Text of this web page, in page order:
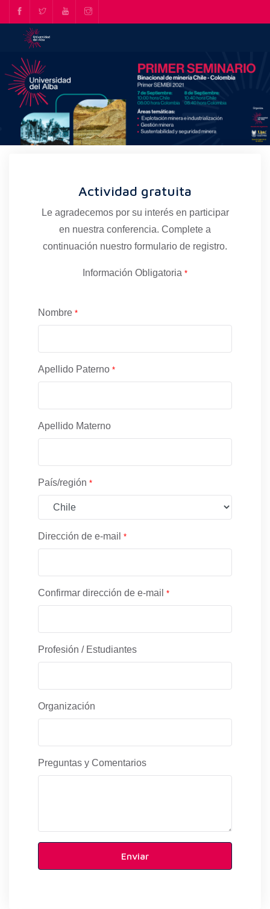
Actividad gratuita
Le agradecemos por su interés en participar
en nuestra conferencia. Complete a
continuación nuestro formulario de registro.
Información Obligatoria *
Nombre *
Apellido Paterno *
Apellido Materno
País/región *
Dirección de e-mail *
Confirmar dirección de e-mail *
Profesión / Estudiantes
Organización
Preguntas y Comentarios
Enviar